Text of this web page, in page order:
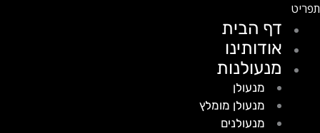
דף הבית
אודותינו
מנעולנות
מנעולן
מנעולן מומלץ
מנעולנים